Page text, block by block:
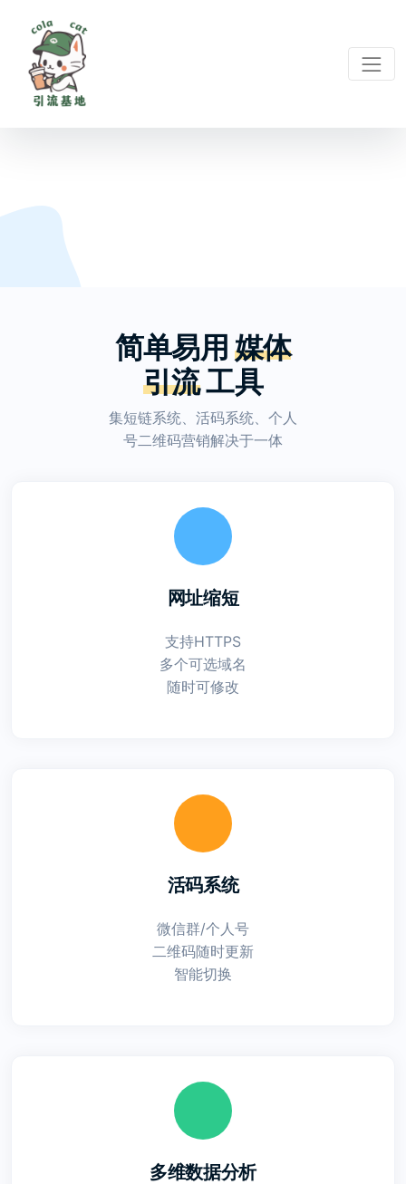
简单易用 媒体
引流工具
集短链系统、活码系统、个人
号二维码营销解决于一体
网址缩短
支持HTTPS
多个可选域名
随时可修改
活码系统
微信群/个人号
二维码随时更新
智能切换
多维数据分析